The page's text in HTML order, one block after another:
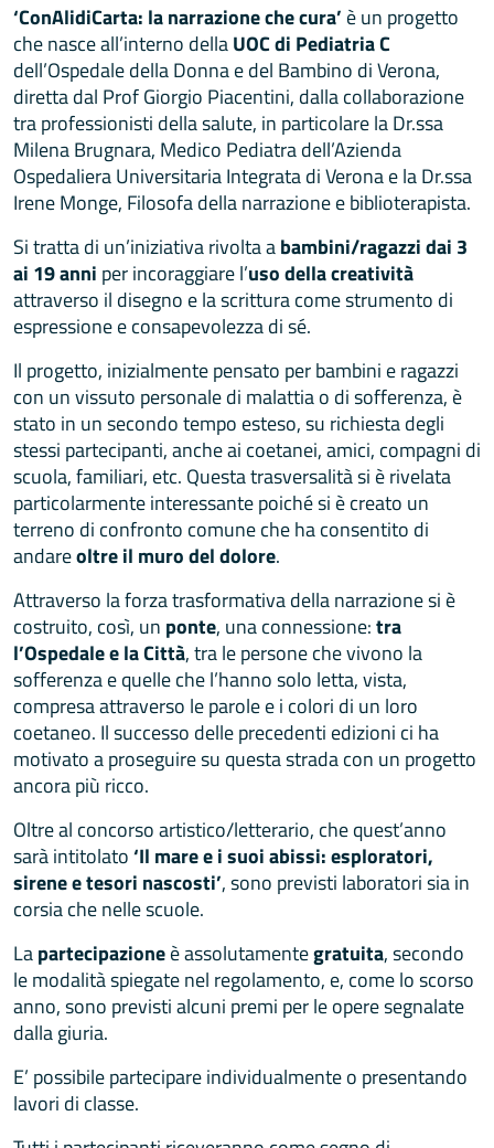
‘ConAlidiCarta: la narrazione che cura’ è un progetto
che nasce all’interno dellaUOC di Pediatria C
dell’Ospedale della Donna e del Bambino di Verona,
diretta dal Prof Giorgio Piacentini, dalla collaborazione
tra professionisti della salute, in particolare la Dr.ssa
Milena Brugnara, Medico Pediatra dell’Azienda
Ospedaliera Universitaria Integrata di Verona e la Dr.ssa
Irene Monge, Filosofa della narrazione e biblioterapista.
Si tratta di un’iniziativa rivolta abambini/ragazzi dai 3
ai 19 anni per incoraggiare l’uso della creatività
attraverso il disegno e la scrittura come strumento di
espressione e consapevolezza di sé.
Il progetto, inizialmente pensato per bambini e ragazzi
con un vissuto personale di malattia o di sofferenza, è
stato in un secondo tempo esteso, su richiesta degli
stessi partecipanti, anche ai coetanei, amici, compagni di
scuola, familiari, etc. Questa trasversalità si è rivelata
particolarmente interessante poiché si è creato un
terreno di confronto comune che ha consentito di
andareoltre il muro del dolore.
Attraverso la forza trasformativa della narrazione si è
costruito, così, un ponte, una connessione:tra
l’Ospedale e la Città, tra le persone che vivono la
sofferenza e quelle che l’hanno solo letta, vista,
compresa attraverso le parole e i colori di un loro
coetaneo. Il successo delle precedenti edizioni ci ha
motivato a proseguire su questa strada con un progetto
ancora più ricco.
Oltre al concorso artistico/letterario, che quest’anno
sarà intitolato‘Il mare e i suoi abissi: esploratori,
sirene e tesori nascosti’, sono previsti laboratori sia in
corsia che nelle scuole.
Lapartecipazioneè assolutamentegratuita, secondo
le modalità spiegate nel regolamento, e, come lo scorso
anno, sono previsti alcuni premi per le opere segnalate
dalla giuria.
E’ possibile partecipare individualmente o presentando
lavori di classe.